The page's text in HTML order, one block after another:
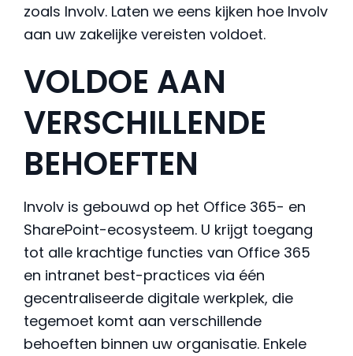
zoals Involv. Laten we eens kijken hoe Involv
aan uw zakelijke vereisten voldoet.
VOLDOE AAN
VERSCHILLENDE
BEHOEFTEN
Involv is gebouwd op het Office 365- en
SharePoint-ecosysteem. U krijgt toegang
tot alle krachtige functies van Office 365
en intranet best-practices via één
gecentraliseerde digitale werkplek, die
tegemoet komt aan verschillende
behoeften binnen uw organisatie. Enkele